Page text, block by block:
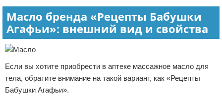
Масло бренда «Рецепты Бабушки
Агафьи»: внешний вид и свойства
Если вы хотите приобрести в аптеке массажное масло для
тела, обратите внимание на такой вариант, как «Рецепты
Бабушки Агафьи».